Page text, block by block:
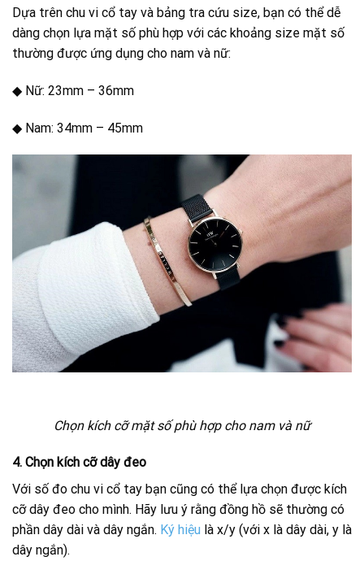
Dựa trên chu vi cổ tay và bảng tra cứu size, bạn có thể dễ
dàng chọn lựa mặt số phù hợp với các khoảng size mặt số
thường được ứng dụng cho nam và nữ:
◆ Nữ: 23mm – 36mm
◆ Nam: 34mm – 45mm
Chọn kích cỡ mặt số phù hợp cho nam và nữ
4. Chọn kích cỡ dây đeo
Với số đo chu vi cổ tay bạn cũng có thể lựa chọn được kích
cỡ dây đeo cho mình. Hãy lưu ý rằng đồng hồ sẽ thường có
phần dây dài và dây ngắn. Ký hiệu là x/y (với x là dây dài, y là
dây ngắn).